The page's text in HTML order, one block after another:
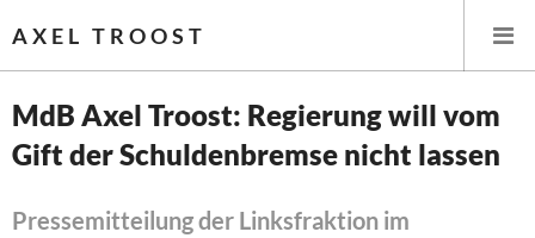
AXEL TROOST
Startseite
Themen
MdB Axel Troost: Regierung will vom
Gift der Schuldenbremse nicht lassen
Pressemitteilung der Linksfraktion im